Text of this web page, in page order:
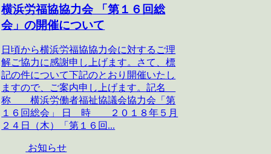
横浜労福協協力会 「第１６回総
会」の開催について
日頃から横浜労福協協力会に対するご理
解ご協力に感謝申し上げます。さて、標
記の件について下記のとおり開催いたし
ますので、ご案内申し上げます。記名
称 横浜労働者福祉協議会協力会「第
１６回総会」 日 時 ２０１８年５月
２４日（木）「第１６回...
お知らせ